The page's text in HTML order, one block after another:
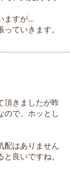
ますが…
ていきます。
頂きましたが昨
ので、ホッとし
配はありません
良いですね。